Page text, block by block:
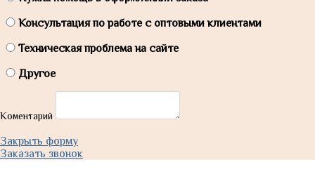
Консультация по работе с оптовыми клиентами
Техническая проблема на сайте
Другое
Коментарий
Закрыть форму
Заказать звонок